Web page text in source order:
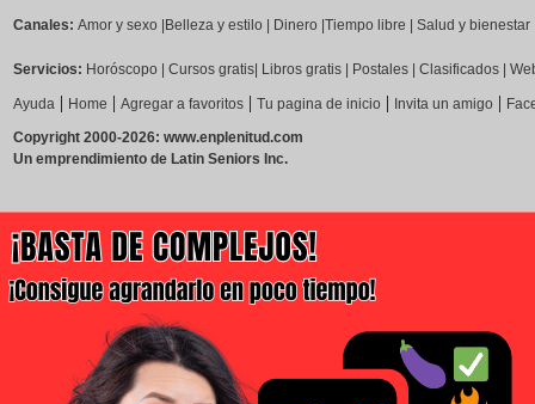
Canales: Amor y sexo Belleza y estilo Dinero Tiempo libre Salud y bienestar
Servicios: Horóscopo Cursos gratis Libros gratis Postales Clasificados
Ayuda | Home | Agregar a favoritos | Tu pagina de inicio | Invita un amigo |
Copyright 2000-2026: www.enplenitud.com
Un emprendimiento de Latin Seniors Inc.